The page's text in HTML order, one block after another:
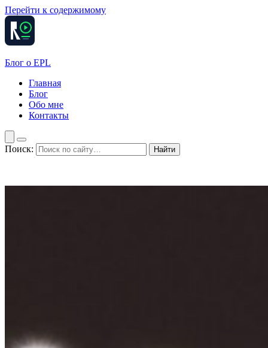
Перейти к содержимому
Блог о EPL
Главная
Блог
Обо мне
Контакты
Поиск: Найти